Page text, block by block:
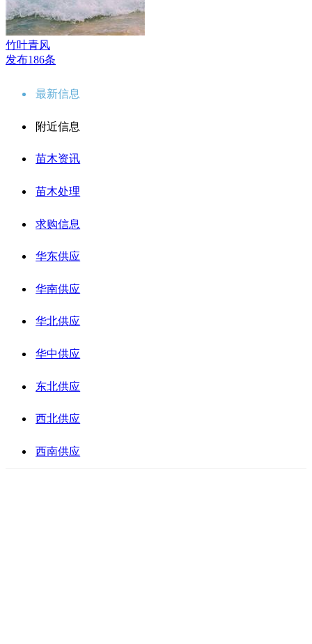
竹叶青风
发布186条
最新信息
附近信息
苗木资讯
苗木处理
求购信息
华东供应
华南供应
华北供应
华中供应
东北供应
西北供应
西南供应